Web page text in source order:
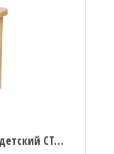
Детские столы и стулья Russia Стул детский СТД1013